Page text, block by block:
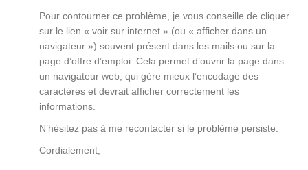
Pour contourner ce problème, je vous conseille de cliquer
sur le lien « voir sur internet » (ou « afficher dans un
navigateur ») souvent présent dans les mails ou sur la
page d’offre d’emploi. Cela permet d’ouvrir la page dans
un navigateur web, qui gère mieux l’encodage des
caractères et devrait afficher correctement les
informations.
N’hésitez pas à me recontacter si le problème persiste.
Cordialement,